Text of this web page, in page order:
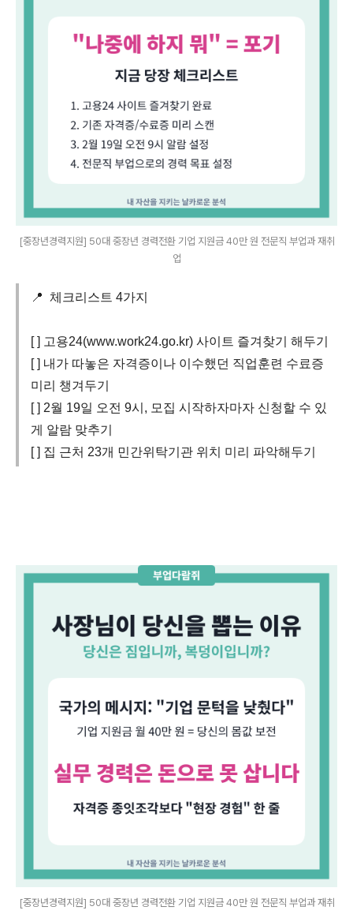
[중장년경력지원] 50대 중장년 경력전환 기업 지원금 40만 원 전문직 부업과 재취
업
📍 체크리스트 4가지
[ ] 고용24(www.work24.go.kr) 사이트 즐겨찾기 해두기
[ ] 내가 따놓은 자격증이나 이수했던 직업훈련 수료증
미리 챙겨두기
[ ] 2월 19일 오전 9시, 모집 시작하자마자 신청할 수 있
게 알람 맞추기
[ ] 집 근처 23개 민간위탁기관 위치 미리 파악해두기
[중장년경력지원] 50대 중장년 경력전환 기업 지원금 40만 원 전문직 부업과 재취